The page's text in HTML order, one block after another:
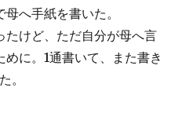
へ手紙を書いた。
たけど、ただ自分が母へ言
めに。1通書いて、また書き
。